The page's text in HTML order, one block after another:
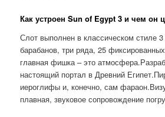
Как устроен Sun of Egypt 3 и чем он
Слот выполнен в классическом стиле
барабанов, три ряда, 25
главная фишка – это
настоящий портал в Древний
иероглифы и, конечно, сам
плавная, звуковое сопровождение